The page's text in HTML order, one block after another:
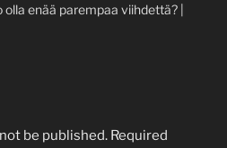
olla enää parempaa viihdettä? |
be published. Required